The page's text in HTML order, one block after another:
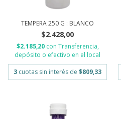
TEMPERA 250 G : BLANCO
$2.428,00
$2.185,20 con Transferencia,
depósito o efectivo en el local
3 cuotas sin interés de $809,33